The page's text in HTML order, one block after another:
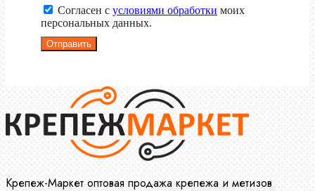
Согласен с условиями обработки моих
персональных данных.
Отправить
Крепеж-Маркет оптовая продажа крепежа и метизов